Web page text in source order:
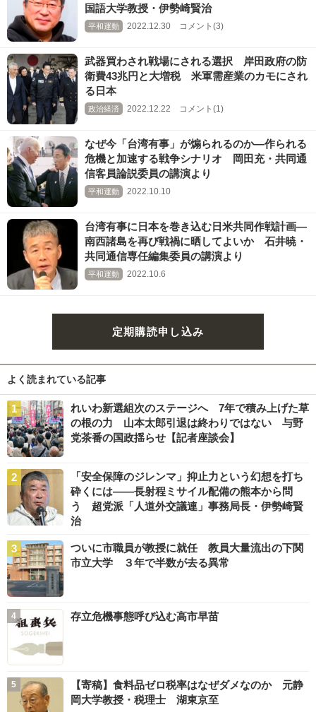
国語大学教授・伊勢崎賢治
平和運動 2022.12.30 コメント(3)
武器買わされ戦場にされる選択 岸田政府の防
衛費43兆円と大増税 米軍需産業のカモにされ
る日本
政治経済 2022.12.22 コメント(1)
なぜ今「台湾有事」が煽られるのか―作られる
危機と加速する戦争シナリオ 岡田充・共同通
信客員論説委員の講演より
平和運動 2022.10.10
台湾有事に日本を巻き込む日米共同作戦計画―
南西諸島を再び戦禍に晒してよいか 石井暁・
共同通信専任編集委員の講演より
平和運動 2022.10.6
定期購読申し込み
よく読まれている記事
れいわ新選組次のステージへ 7年で積み上げた草
の根の力 山本太郎引退は終わりではない 与野
党茶番の国政揺らせ【記者座談会】
「安全保障のジレンマ」抑止力という幻想を打ち
砕くには――長射程ミサイル配備の熊本から問
う 超党派「人道外交議連」事務局長・伊勢崎賢
治
ついに市職員が教授に就任 教員大量流出の下関
市立大学 ３年で半数が去る異常
存立危機事態呼び込む高市早苗
【寄稿】食料品ゼロ税率はなぜダメなのか 元静
岡大学教授・税理士 湖東京至